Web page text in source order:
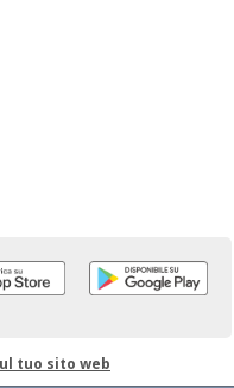
tuo sito web